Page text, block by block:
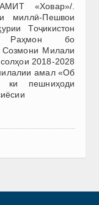
«Ховар»/.
миллӣ-Пешвои
Тоҷикистон
Раҳмон бо
Созмони Милали
2018-2028
амал «Об
ки пешниҳоди